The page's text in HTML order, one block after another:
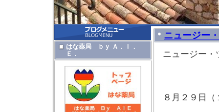
はな薬局 ｂｙ Ａ．Ｉ．
Ｅ．
ニュージー
ニュージー
８月２９日